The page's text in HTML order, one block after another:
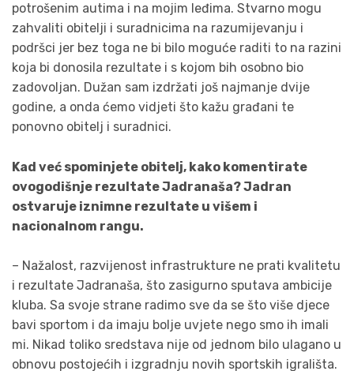
potrošenim autima i na mojim leđima. Stvarno mogu
zahvaliti obitelji i suradnicima na razumijevanju i
podršci jer bez toga ne bi bilo moguće raditi to na razini
koja bi donosila rezultate i s kojom bih osobno bio
zadovoljan. Dužan sam izdržati još najmanje dvije
godine, a onda ćemo vidjeti što kažu građani te
ponovno obitelj i suradnici.
Kad već spominjete obitelj, kako komentirate
ovogodišnje rezultate Jadranaša? Jadran
ostvaruje iznimne rezultate u višem i
nacionalnom rangu.
– Nažalost, razvijenost infrastrukture ne prati kvalitetu
i rezultate Jadranaša, što zasigurno sputava ambicije
kluba. Sa svoje strane radimo sve da se što više djece
bavi sportom i da imaju bolje uvjete nego smo ih imali
mi. Nikad toliko sredstava nije od jednom bilo ulagano u
obnovu postojećih i izgradnju novih sportskih igrališta.